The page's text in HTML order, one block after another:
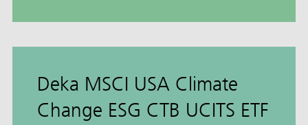
Deka MSCI USA Climate
Change ESG CTB UCITS ETF